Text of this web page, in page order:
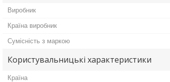
Виробник
Країна виробник
Сумісність з маркою
Користувальницькі характеристики
Країна